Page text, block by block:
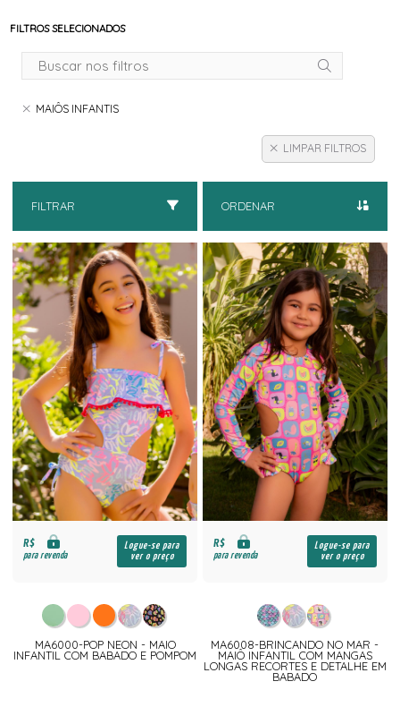
FILTROS SELECIONADOS
MAIÔS INFANTIS
LIMPAR FILTROS
FILTRAR ORDENAR
R$
para revenda
Logue-se para
ver o preço
MA6000-POP NEON - MAIO
INFANTIL COM BABADO E POMPOM
R$
para revenda
Logue-se para
ver o preço
MA6008-BRINCANDO NO MAR -
MAIÔ INFANTIL COM MANGAS
LONGAS RECORTES E DETALHE EM
BABADO